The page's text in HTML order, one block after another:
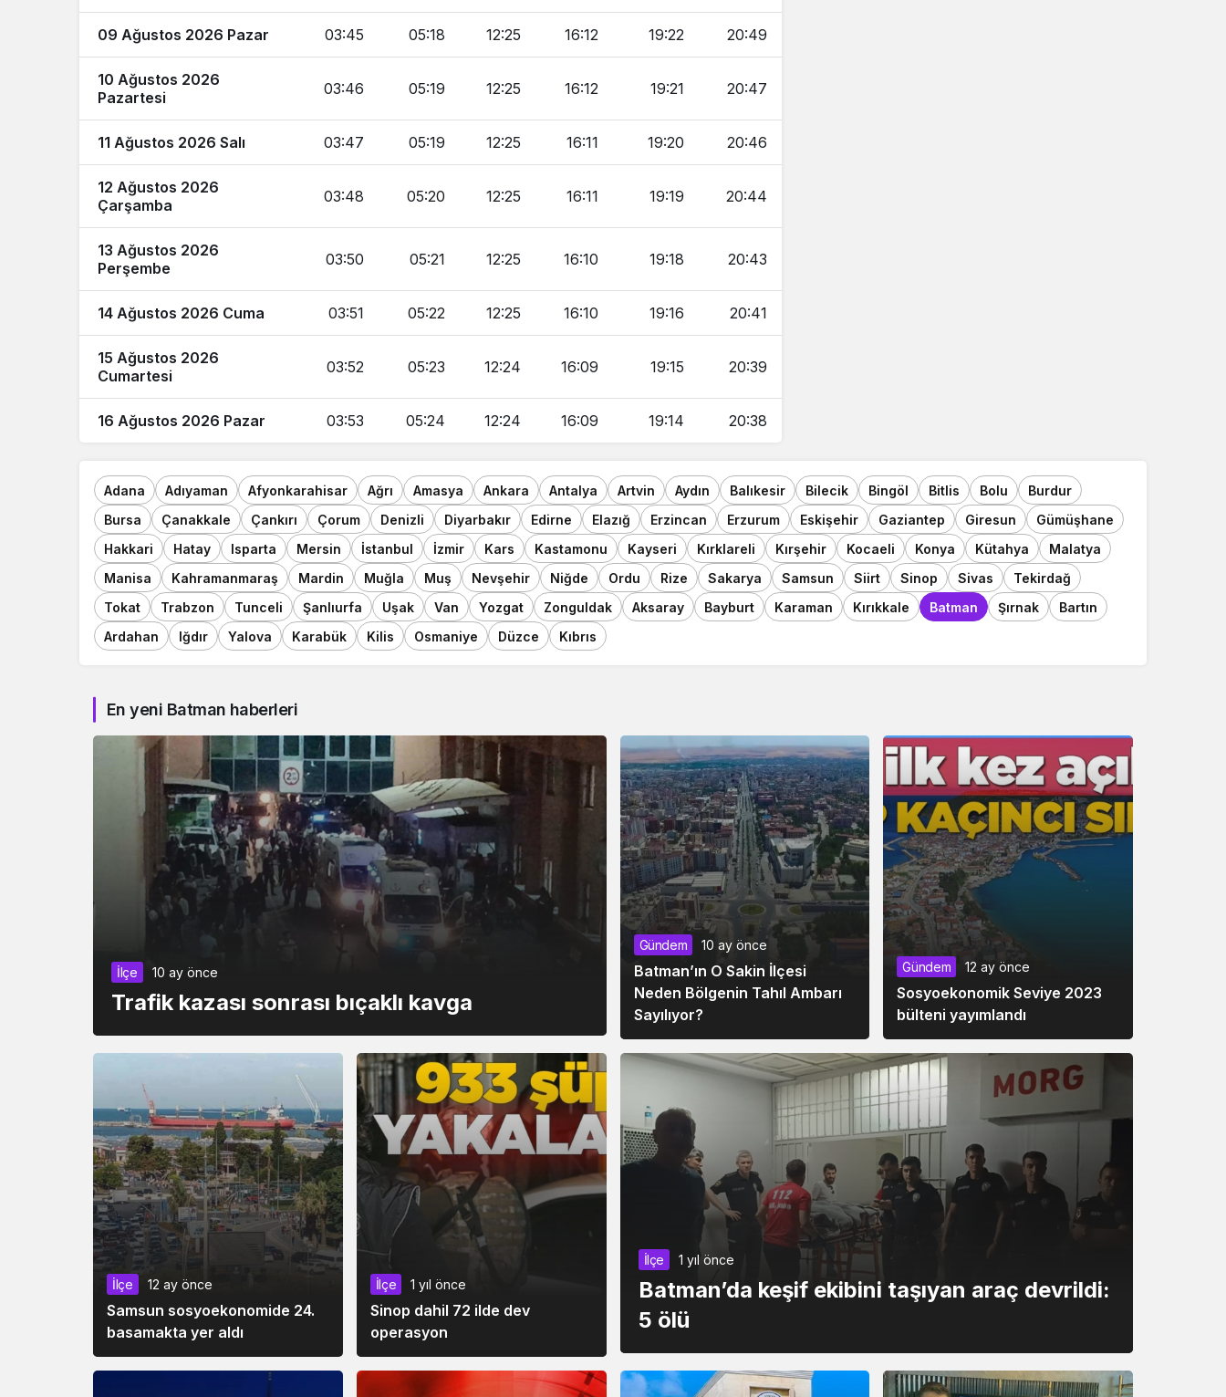
09 Ağustos 2026 Pazar 03:45 05:18 12:25 16:12 19:22 20:49
10 Ağustos 2026
Pazartesi
03:46 05:19 12:25 16:12 19:21 20:47
11 Ağustos 2026 Salı 03:47 05:19 12:25 16:11 19:20 20:46
12 Ağustos 2026
Çarşamba
03:48 05:20 12:25 16:11 19:19 20:44
13 Ağustos 2026
Perşembe
03:50 05:21 12:25 16:10 19:18 20:43
14 Ağustos 2026 Cuma 03:51 05:22 12:25 16:10 19:16 20:41
15 Ağustos 2026
Cumartesi
03:52 05:23 12:24 16:09 19:15 20:39
16 Ağustos 2026 Pazar 03:53 05:24 12:24 16:09 19:14 20:38
Adana Adıyaman Afyonkarahisar Ağrı Amasya Ankara Antalya Artvin Aydın Balıkesir Bilecik Bingöl Bitlis Bolu
Burdur
Bursa
Çanakkale Çankırı Çorum Denizli Diyarbakır Edirne Elazığ Erzincan Erzurum Eskişehir Gaziantep Giresun
Gümüşhane
Hakkari
Hatay Isparta Mersin İstanbul İzmir Kars Kastamonu Kayseri Kırklareli Kırşehir Kocaeli Konya Kütahya
Malatya
Manisa
Kahramanmaraş Mardin Muğla Muş Nevşehir Niğde Ordu Rize Sakarya Samsun Siirt Sinop Sivas
Tekirdağ
Tokat
Trabzon Tunceli Şanlıurfa Uşak Van Yozgat Zonguldak Aksaray Bayburt Karaman Kırıkkale Batman Şırnak
Bartın
Ardahan
Iğdır Yalova Karabük Kilis Osmaniye Düzce Kıbrıs
En yeni Batman haberleri
İlçe 10 ay önce
Trafik kazası sonrası bıçaklı kavga
Gündem 10 ay önce
Batman’ın O Sakin İlçesi
Neden Bölgenin Tahıl Ambarı
Sayılıyor?
Gündem 12 ay önce
Sosyoekonomik Seviye 2023
bülteni yayımlandı
İlçe 12 ay önce
Samsun sosyoekonomide 24.
basamakta yer aldı
İlçe 1 yıl önce
Sinop dahil 72 ilde dev
operasyon
İlçe 1 yıl önce
Batman’da keşif ekibini taşıyan araç devrildi:
5 ölü